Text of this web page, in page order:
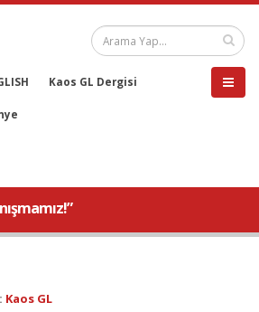
Kaos GL Dergisi
Kaos GL